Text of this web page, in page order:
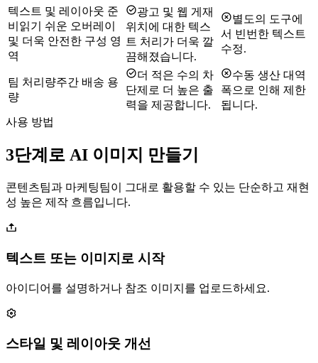
텍스트 및 레이아웃 준
비 읽기 쉬운 오버레이
및 더욱 안전한 구성 영
역
광고 및 웹 게재
위치에 대한 텍스
트 처리가 더욱 깔
끔해졌습니다.
별도의 도구에
서 빈번한 텍스트
수정.
팀 처리량주간 배송 용
량
더 적은 수의 차
단제로 더 높은 출
력을 제공합니다.
수동 생산 대역
폭으로 인해 제한
됩니다.
사용 방법
3단계로 AI 이미지 만들기
콘텐츠팀과 마케팅팀이 그대로 활용할 수 있는 단순하고 재현
성 높은 제작 흐름입니다.
텍스트 또는 이미지로 시작
아이디어를 설명하거나 참조 이미지를 업로드하세요.
스타일 및 레이아웃 개선